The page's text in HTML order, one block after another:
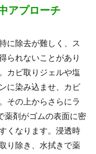
アプローチ
に除去が難しく、ス
られないことがあり
カビ取りジェルや塩
に染み込ませ、カビ
その上からさらにラ
薬剤がゴムの表面に密
くなります。浸透時
り除き、水拭きで薬